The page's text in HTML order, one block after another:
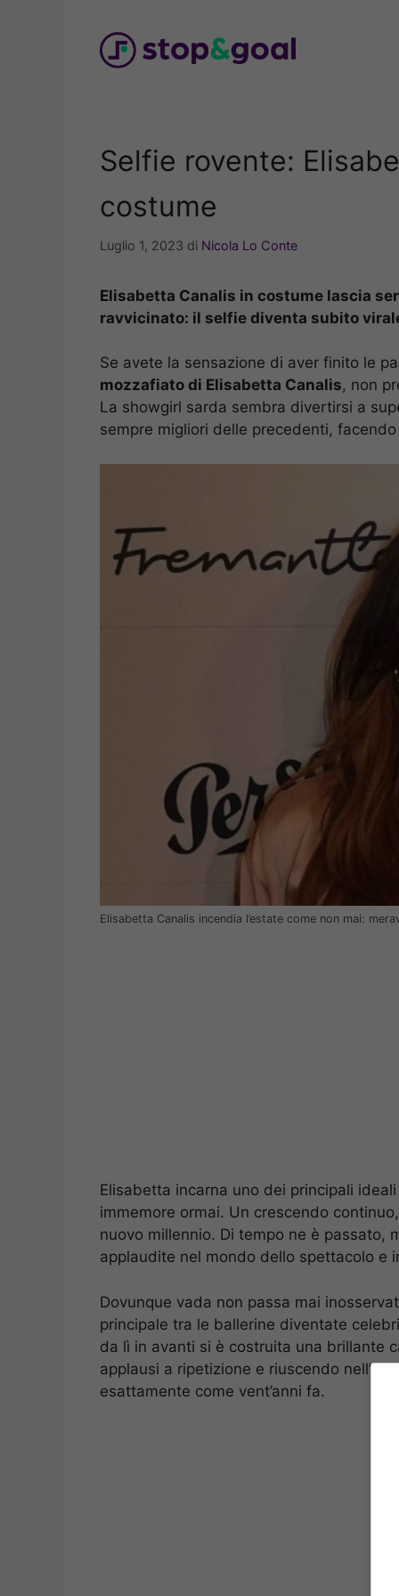
Selfie rovente:
costume
Luglio 1, 2023 di Nicola Lo Conte
Elisabetta Canalis in costume lascia
ravvicinato: il selfie diventa subito
Se avete la sensazione di aver finito le
mozzafiato di Elisabetta Canalis, non
La showgirl sarda sembra divertirsi a
sempre migliori delle precedenti,
Elisabetta Canalis incendia l’estate come non mai:
Elisabetta incarna uno dei principali
immemore ormai. Un crescendo
nuovo millennio. Di tempo ne è passato,
applaudite nel mondo dello spettacolo e
Dovunque vada non passa mai
principale tra le ballerine diventate
da lì in avanti si è costruita una brillante
applausi a ripetizione e riuscendo
esattamente come vent’anni fa.